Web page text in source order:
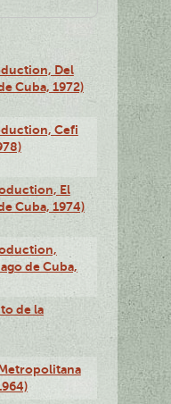
Del
Cuba, 1972)
Cefi
El
Cuba, 1974)
de Cuba,
de la